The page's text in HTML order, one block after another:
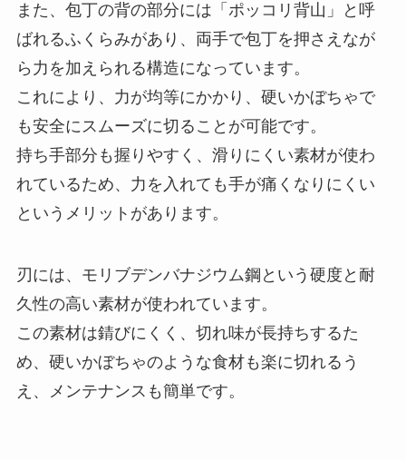
また、包丁の背の部分には「ポッコリ背山」と呼
ばれるふくらみがあり、両手で包丁を押さえなが
ら力を加えられる構造になっています。
これにより、力が均等にかかり、硬いかぼちゃで
も安全にスムーズに切ることが可能です。
持ち手部分も握りやすく、滑りにくい素材が使わ
れているため、力を入れても手が痛くなりにくい
というメリットがあります。
刃には、モリブデンバナジウム鋼という硬度と耐
久性の高い素材が使われています。
この素材は錆びにくく、切れ味が長持ちするた
め、硬いかぼちゃのような食材も楽に切れるう
え、メンテナンスも簡単です。